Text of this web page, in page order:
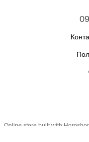
Online store built with